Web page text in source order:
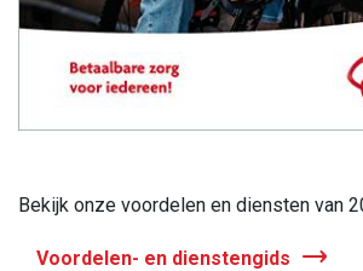
Bekijk onze voordelen en diensten van
Voordelen- en dienstengids